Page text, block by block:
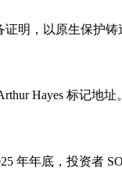
明，以原生保护
Hayes 标记地
年年底，投资者